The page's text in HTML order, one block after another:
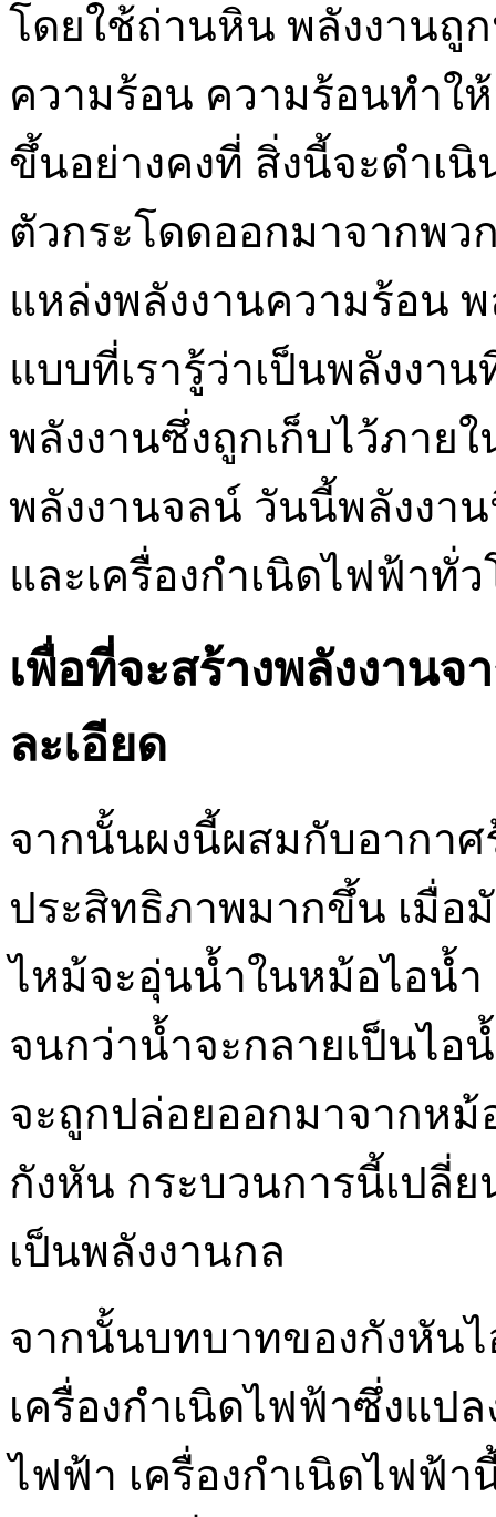
โดยใช้ถ่านหิน พลังงานถู
ความร้อน ความร้อนทำใ
ขึ้นอย่างคงที่ สิ่งนี้จะดำเ
ตัวกระโดดออกมาจากพว
แหล่งพลังงานความร้อน
แบบที่เรารู้ว่าเป็นพลังงา
พลังงานซึ่งถูกเก็บไว้ภาย
พลังงานจลน์ วันนี้พลังงา
และเครื่องกำเนิดไฟฟ้าทั่ว
เพื่อที่จะสร้างพลังงาน
ละเอียด
จากนั้นผงนี้ผสมกับอากาศ
ประสิทธิภาพมากขึ้น เมื่อ
ไหม้จะอุ่นน้ำในหม้อไอน้ำ
จนกว่าน้ำจะกลายเป็นไอ
จะถูกปล่อยออกมาจากหม้
กังหัน กระบวนการนี้เปลี่
เป็นพลังงานกล
จากนั้นบทบาทของกังหัน
เครื่องกำเนิดไฟฟ้าซึ่งแป
ไฟฟ้า เครื่องกำเนิดไฟฟ้